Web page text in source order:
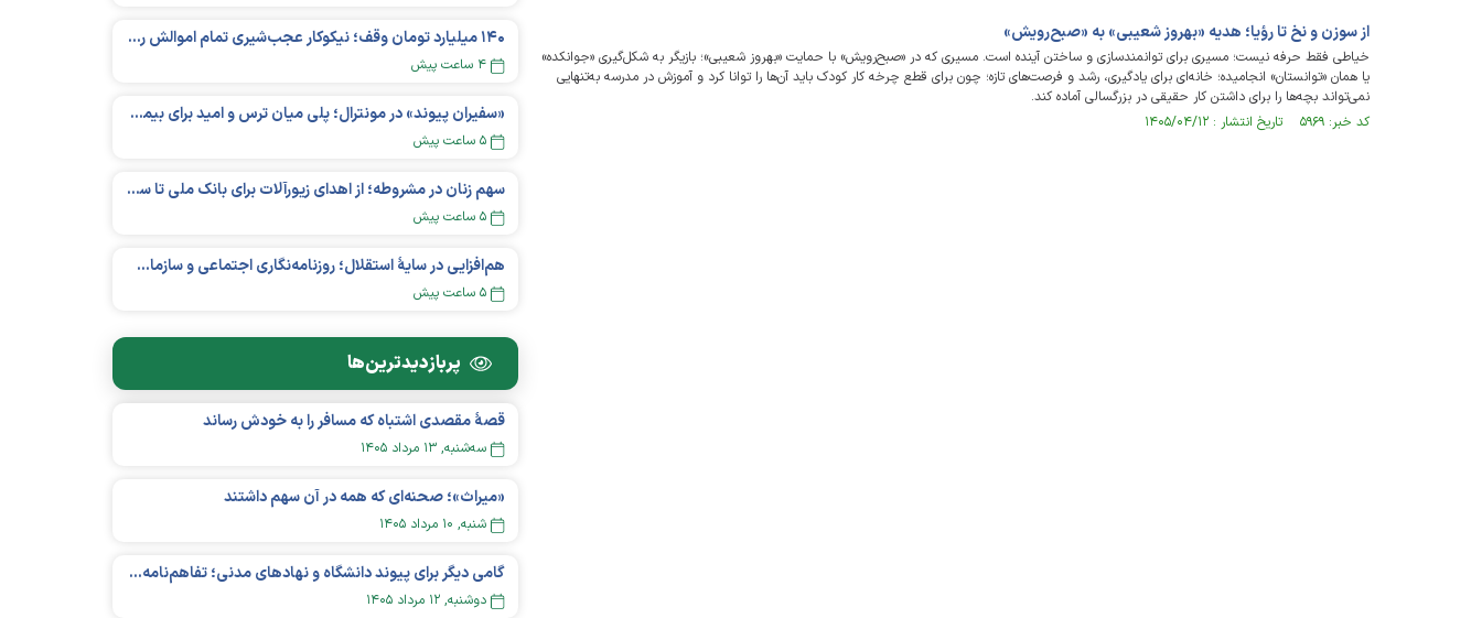
از سوزن و نخ تا رؤیا؛ هدیه «بهروز شعیبی» به «صبح‌رویش»
خیاطی فقط حرفه نیست؛ مسیری برای توانمندسازی و ساختن آینده است. مسیری که در «صبح‌رویش» با حمایت «بهروز شعیبی»؛ بازیگر به شکل‌گیری «جوانکده»
یا همان «توانستان» انجامیده؛ خانه‌ای برای یادگیری، رشد و فرصت‌های تازه؛ چون برای قطع چرخه کار کودک باید آن‌ها را توانا کرد و آموزش در مدرسه به‌تنهایی
نمی‌تواند بچه‌ها را برای داشتن کار حقیقی در بزرگسالی آماده کند.
کد خبر: ۵۹۶۹ تاریخ انتشار : ۱۴۰۵/۰۴/۱۲
۱۴۰ میلیارد تومان وقف؛ نیکوکار عجب‌شیری تمام اموالش را در راه آموزش بخشید
۴ ساعت پیش
«سفیران پیوند» در مونترال؛ پلی میان ترس و امید برای بیماران کلیوی
۵ ساعت پیش
سهم زنان در مشروطه؛ از اهدای زیورآلات برای بانک ملی تا ساخت مدرسه و یتیم‌خانه
۵ ساعت پیش
هم‌افزایی در سایهٔ استقلال؛ روزنامه‌نگاری اجتماعی و سازمان‌های مردم‌نهاد در اکوسیستم بین‌المللی غیردولتی‌ها
۵ ساعت پیش
پربازدید‌ترین‌ها
قصهٔ مقصدی اشتباه که مسافر را به خودش رساند
سه‌شنبه, ۱۳ مرداد ۱۴۰۵
«میراث»؛ صحنه‌ای که همه در آن سهم داشتند
شنبه, ۱۰ مرداد ۱۴۰۵
گامی دیگر برای پیوند دانشگاه و نهادهای مدنی؛ تفاهم‌نامه همکاری میان «شبکه ملی» و «دانشگاه هنر ایران» منعقد شد
دوشنبه, ۱۲ مرداد ۱۴۰۵